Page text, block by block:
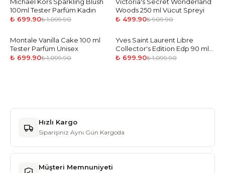
Michael Kors Sparkling Blush
100ml Tester Parfüm Kadın
₺ 699.90₺ 1,099.90
Victoria's Secret Wonderland
Woods 250 ml Vücut Spreyi
₺ 499.90₺ 909.90
-36%
Montale Vanilla Cake 100 ml
Tester Parfüm Unisex
₺ 699.90₺ 1,099.90
-36%
Yves Saint Laurent Libre
Collector's Edition Edp 90 ml
Tester Parfüm Kadın
₺ 699.90₺ 1,099.90
Hızlı Kargo
Siparişiniz Aynı Gün Kargoda
Müşteri Memnuniyeti